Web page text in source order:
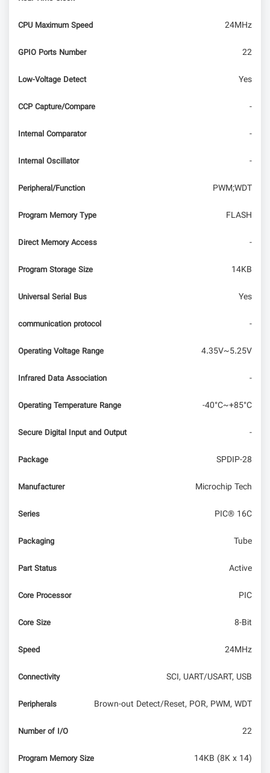
CPU Maximum Speed 24MHz
GPIO Ports Number 22
Low-Voltage Detect Yes
CCP Capture/Compare -
Internal Comparator -
Internal Oscillator -
Peripheral/Function PWM;WDT
Program Memory Type FLASH
Direct Memory Access -
Program Storage Size 14KB
Universal Serial Bus Yes
communication protocol -
Operating Voltage Range 4.35V~5.25V
Infrared Data Association -
Operating Temperature Range -40°C~+85°C
Secure Digital Input and Output -
Package SPDIP-28
Manufacturer Microchip Tech
Series PIC® 16C
Packaging Tube
Part Status Active
Core Processor PIC
Core Size 8-Bit
Speed 24MHz
Connectivity SCI, UART/USART, USB
Peripherals Brown-out Detect/Reset, POR, PWM, WDT
Number of I/O 22
Program Memory Size 14KB (8K x 14)